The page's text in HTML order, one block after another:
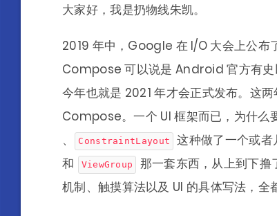
大家好，我是扔物线朱凯。
2019 年中，Google 在 I/O 大会上公
Compose 可以说是 Android 官方有史
今年也就是 2021 年才会正式发布。这
Compose。一个 UI 框架而已，为什
、 ConstraintLayout 这种做了一个或者
和 ViewGroup
那一套东西，从上到下撸
机制、触摸算法以及 UI 的具体写法，全